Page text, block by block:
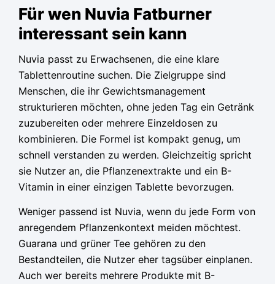
Für wen Nuvia Fatburner
interessant sein kann
Nuvia passt zu Erwachsenen, die eine klare
Tablettenroutine suchen. Die Zielgruppe sind
Menschen, die ihr Gewichtsmanagement
strukturieren möchten, ohne jeden Tag ein Getränk
zuzubereiten oder mehrere Einzeldosen zu
kombinieren. Die Formel ist kompakt genug, um
schnell verstanden zu werden. Gleichzeitig spricht
sie Nutzer an, die Pflanzenextrakte und ein B-
Vitamin in einer einzigen Tablette bevorzugen.
Weniger passend ist Nuvia, wenn du jede Form von
anregendem Pflanzenkontext meiden möchtest.
Guarana und grüner Tee gehören zu den
Bestandteilen, die Nutzer eher tagsüber einplanen.
Auch wer bereits mehrere Produkte mit B-